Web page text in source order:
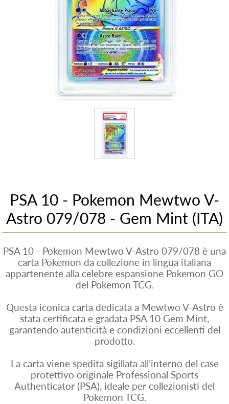
PSA 10 - Pokemon Mewtwo V-
Astro 079/078 - Gem Mint (ITA)
PSA 10 - Pokemon Mewtwo V-Astro 079/078 è una
carta Pokemon da collezione in lingua italiana
appartenente alla celebre espansione Pokemon GO
del Pokemon TCG.
Questa iconica carta dedicata a Mewtwo V-Astro è
stata certificata e gradata PSA 10 Gem Mint,
garantendo autenticità e condizioni eccellenti del
prodotto.
La carta viene spedita sigillata all’interno del case
protettivo originale Professional Sports
Authenticator (PSA), ideale per collezionisti del
Pokemon TCG.